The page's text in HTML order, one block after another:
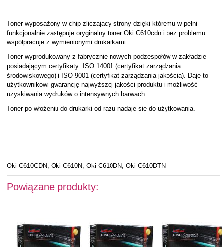
Toner wyposażony w chip zliczający strony dzięki któremu w pełni
funkcjonalnie zastępuje oryginalny toner Oki C610cdn i bez problemu
współpracuje z wymienionymi drukarkami.
Toner wyprodukowany z fabrycznie nowych podzespołów w zakładzie
posiadającym certyfikaty: ISO 14001 (certyfikat zarządzania
środowiskowego) i ISO 9001 (certyfikat zarządzania jakością). Daje to
użytkownikowi gwarancję najwyższej jakości produktu i możliwość
uzyskiwania wydruków o intensywnych barwach.
Toner po włożeniu do drukarki od razu nadaje się do użytkowania.
Oki C610CDN, Oki C610N, Oki C610DN, Oki C610DTN
Powiązane produkty: